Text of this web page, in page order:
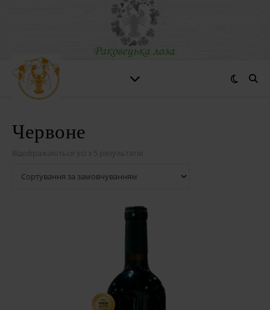
Червоне
Відображаються усі з 5 результатів